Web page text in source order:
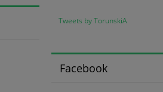
Tweets by TorunskiA
Facebook